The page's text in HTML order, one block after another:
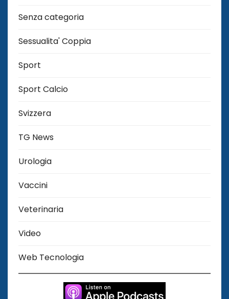
Senza categoria
Sessualita' Coppia
Sport
Sport Calcio
Svizzera
TG News
Urologia
Vaccini
Veterinaria
Video
Web Tecnologia